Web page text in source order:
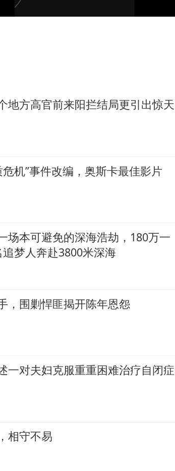
唱会黄牛带观众藏匿被查获
“青海拉面”店
地方高官前来阳拦结局更引出惊天
机”事件改编，奥斯卡最佳影片
场本可避免的深海浩劫，180万一
梦人奔赴3800米深海
，围剿悍匪揭开陈年恩怨
一对夫妇克服重重困难治疗自闭症
相守不易